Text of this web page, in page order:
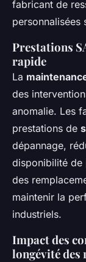
fabricant de
personnalisées
Prestations
rapide
La
des
anomalie. Les
prestations de
dépannage,
disponibilité de
des
maintenir la
industriels.
Impact des
longévité des